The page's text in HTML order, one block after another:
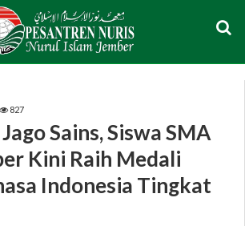
827
Sains, Siswa SMA
Kini Raih Medali
Indonesia Tingkat